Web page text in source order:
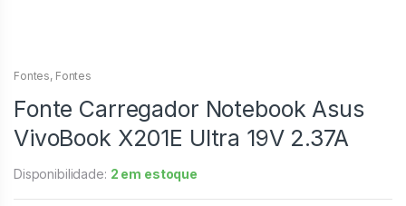
Fontes, Fontes
Fonte Carregador Notebook Asus
VivoBook X201E Ultra 19V 2.37A
Disponibilidade: 2 em estoque